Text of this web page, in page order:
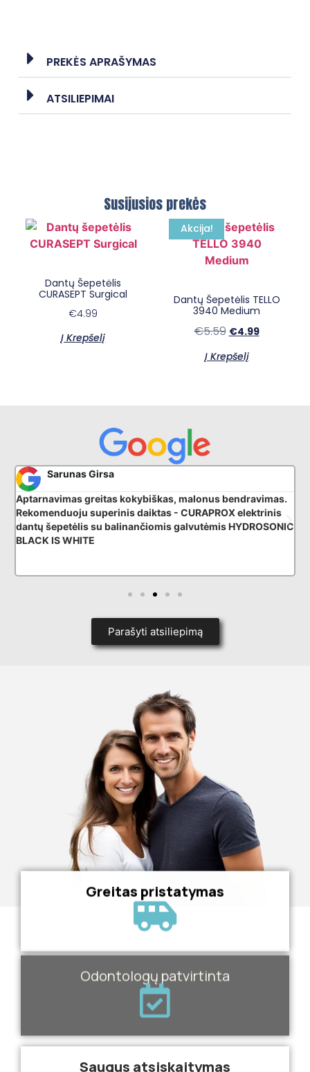
PREKĖS APRAŠYMAS
ATSILIEPIMAI
Susijusios prekės
Dantų Šepetėlis
CURASEPT Surgical
€4.99
Į Krepšelį
Akcija!
Dantų Šepetėlis TELLO
3940 Medium
€5.59 €4.99
Į Krepšelį
Sarunas Girsa
Aptarnavimas greitas kokybiškas, malonus bendravimas.
Rekomenduoju superinis daiktas - CURAPROX elektrinis
dantų šepetėlis su balinančiomis galvutėmis HYDROSONIC
BLACK IS WHITE
Parašyti atsiliepimą
Greitas pristatymas
Odontologų patvirtinta
Saugus atsiskaitymas